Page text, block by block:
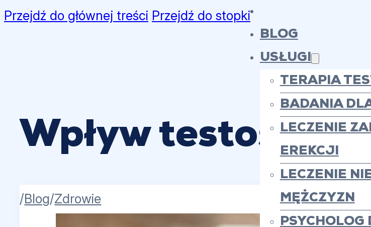
Przejdź do głównej treści Przejdź do stopki
BLOG
USŁUGI
TERAPIA
BADANIA
LECZENIE
EREKCJI
LECZENIE
MĘŻCZYZN
PSYCHOLOG
Wpływ
/Blog/Zdrowie